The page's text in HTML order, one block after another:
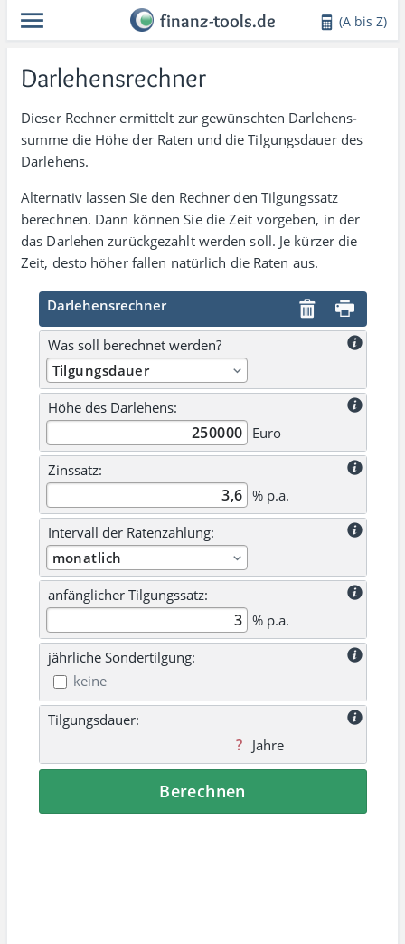
finanz-tools.de (A bis Z)
Darlehensrechner
Dieser Rechner ermittelt zur gewün­schten Darlehens­
summe die Höhe der Raten und die Tilgungs­dauer des
Darlehens.
Alternativ lassen Sie den Rechner den Tilgungs­satz
berechnen. Dann können Sie die Zeit vor­geben, in der
das Darlehen zurück­gezahlt werden soll. Je kürzer die
Zeit, desto höher fallen natürlich die Raten aus.
Darlehensrechner
Was soll berechnet werden?
Höhe des Darlehens:
Euro
Zinssatz:
% p.a.
Intervall der Ratenzahlung:
anfänglicher Tilgungssatz:
% p.a.
jährliche Sondertilgung:
keine
Tilgungsdauer:
Jahre